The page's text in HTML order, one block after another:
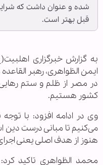
شده و عنوان داشت که
قبل بهتر است.
به گزارش خبرگزاری
ایمن الظواهری، رهبر
در مصر از ظلم و ستم
کشور هستیم.
وی در ادامه افزود: با
می‌کنیم تا مبانی درست دین
هنوز از هدف اصلی یعنی
محمد الظواهری تاکید